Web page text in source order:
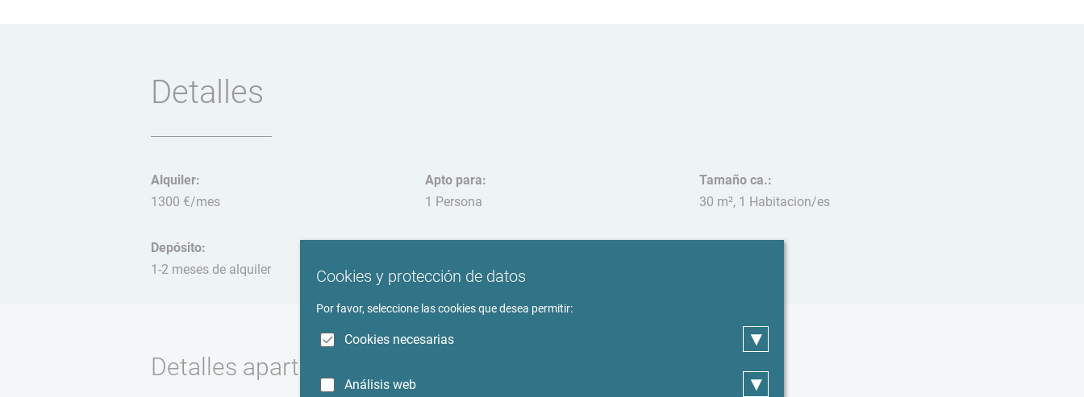
Detalles
Alquiler:
1300 €/mes
Depósito:
1-2 meses de alquiler
Apto para:
1 Persona
Tamaño ca.:
30 m², 1 Habitacion/es
Detalles apartamento
Cookies y protección de datos
Por favor, seleccione las cookies que desea permitir:
Cookies necesarias ▾
Análisis web ▾